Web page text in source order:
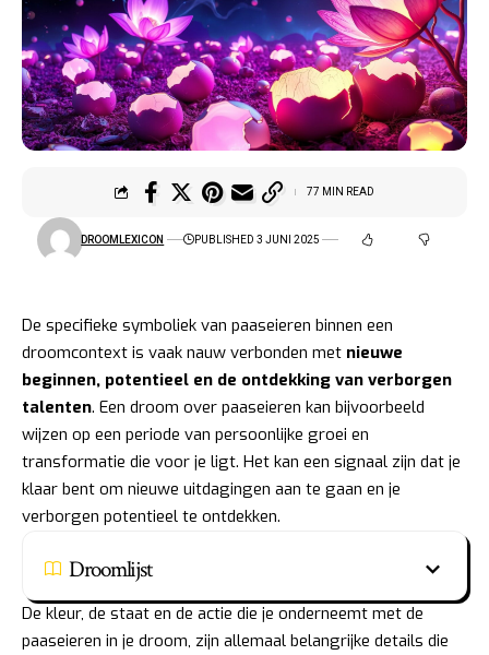
DROOMLEXICON PUBLISHED 3 JUNI 2025
77 MIN READ
De specifieke symboliek van paaseieren binnen een
droomcontext is vaak nauw verbonden met nieuwe
beginnen, potentieel en de ontdekking van verborgen
talenten. Een droom over paaseieren kan bijvoorbeeld
wijzen op een periode van persoonlijke groei en
transformatie die voor je ligt. Het kan een signaal zijn dat je
klaar bent om nieuwe uitdagingen aan te gaan en je
verborgen potentieel te ontdekken.
Droomlijst
De kleur, de staat en de actie die je onderneemt met de
paaseieren in je droom, zijn allemaal belangrijke details die